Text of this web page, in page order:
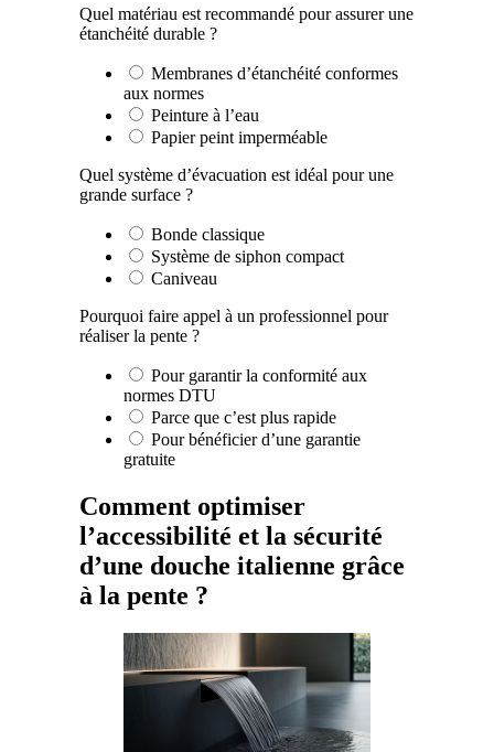
Quel matériau est recommandé pour assurer une
étanchéité durable ?
Membranes d’étanchéité conformes
aux normes
Peinture à l’eau
Papier peint imperméable
Quel système d’évacuation est idéal pour une
grande surface ?
Bonde classique
Système de siphon compact
Caniveau
Pourquoi faire appel à un professionnel pour
réaliser la pente ?
Pour garantir la conformité aux
normes DTU
Parce que c’est plus rapide
Pour bénéficier d’une garantie
gratuite
Comment optimiser
l’accessibilité et la sécurité
d’une douche italienne grâce
à la pente ?